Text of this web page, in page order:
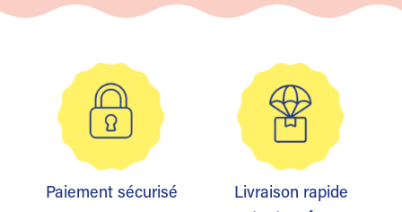
Paiement sécurisé
Livraison rapide